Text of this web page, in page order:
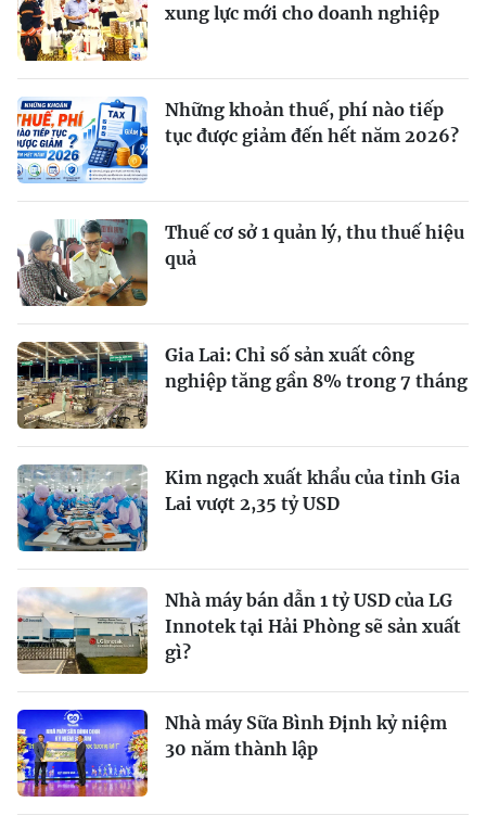
xung lực mới cho doanh nghiệp
Những khoản thuế, phí nào tiếp
tục được giảm đến hết năm 2026?
Thuế cơ sở 1 quản lý, thu thuế hiệu
quả
Gia Lai: Chỉ số sản xuất công
nghiệp tăng gần 8% trong 7 tháng
Kim ngạch xuất khẩu của tỉnh Gia
Lai vượt 2,35 tỷ USD
Nhà máy bán dẫn 1 tỷ USD của LG
Innotek tại Hải Phòng sẽ sản xuất
gì?
Nhà máy Sữa Bình Định kỷ niệm
30 năm thành lập